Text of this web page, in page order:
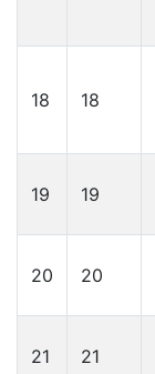
18 18
19 19
20 20
21 21